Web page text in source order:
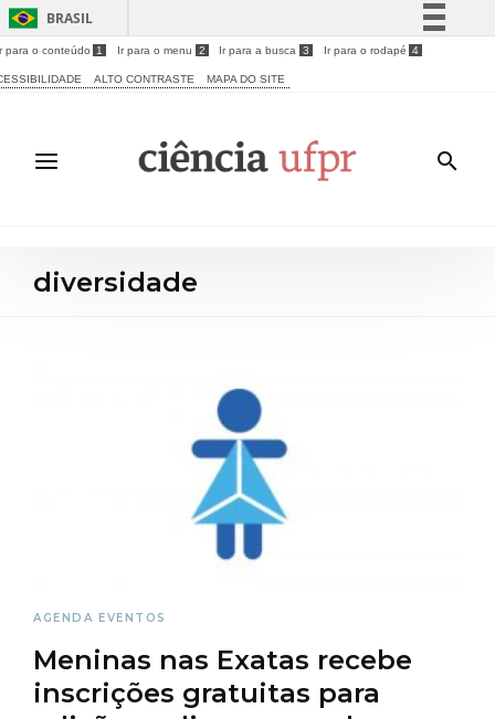
BRASIL
Simplifique!
Acesso à informação
Legislação
para o conteúdo 1 Ir para o menu 2 Ir para a busca 3 Ir para o rodapé 4
ALTO CONTRASTE MAPA DO SITE
diversidade
AGENDA EVENTOS
Meninas nas Exatas recebe
inscrições gratuitas para